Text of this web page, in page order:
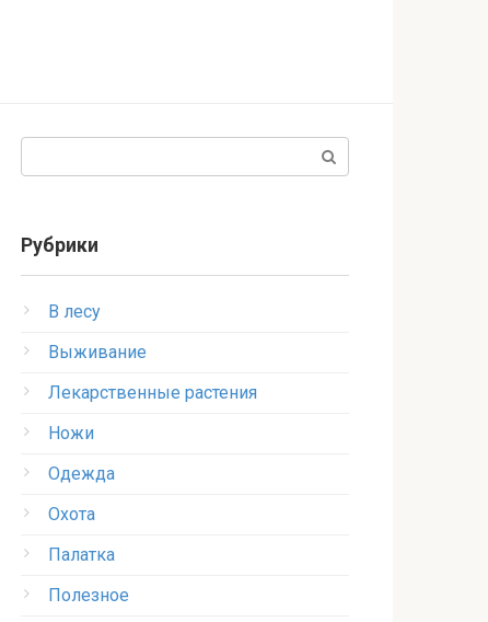
Рубрики
В лесу
Выживание
Лекарственные растения
Ножи
Одежда
Охота
Палатка
Полезное